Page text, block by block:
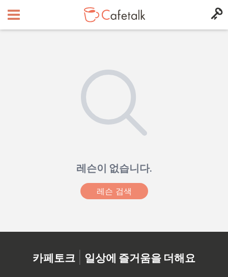
레슨이 없습니다.
레슨 검색
카페토크 | 일상에 즐거움을 더해요